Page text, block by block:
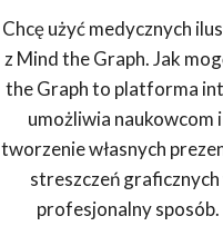
Chcę użyć medycznych
z Mind the Graph. Jak
the Graph to platforma
umożliwia naukowcom
tworzenie własnych
streszczeń
profesjonalny